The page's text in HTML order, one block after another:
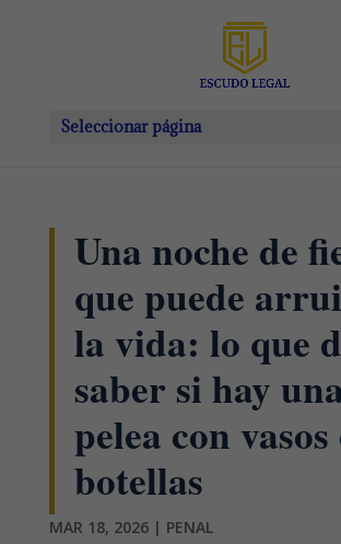
Seleccionar página
Una noche de
que puede
la vida: lo que
saber si hay
pelea con vasos
botellas
MAR 18, 2026| PENAL